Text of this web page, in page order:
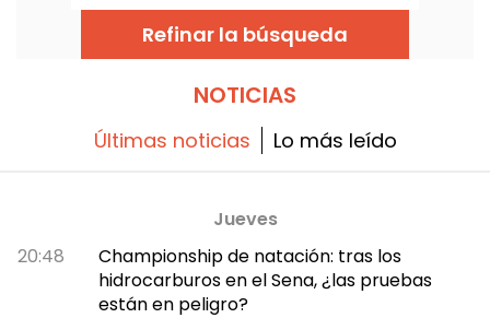
2026.
Refinar la búsqueda
NOTICIAS
Últimas noticias Lo más leído
Jueves
20:48
Championship de natación: tras los
hidrocarburos en el Sena, ¿las pruebas
están en peligro?